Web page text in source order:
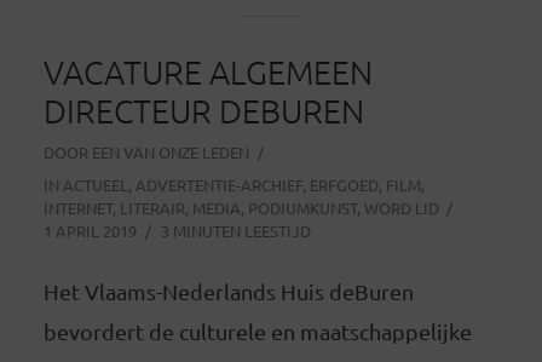
VACATURE ALGEMEEN
DIRECTEUR DEBUREN
DOOR EEN VAN ONZE LEDEN
IN ACTUEEL , ADVERTENTIE-ARCHIEF, ERFGOED, FILM,
INTERNET, LITERAIR, MEDIA, PODIUMKUNST, WORD LID
1 APRIL 2019
3 MINUTEN LEESTIJD
Het Vlaams-Nederlands Huis deBuren
bevordert de culturele en maatschappelijke